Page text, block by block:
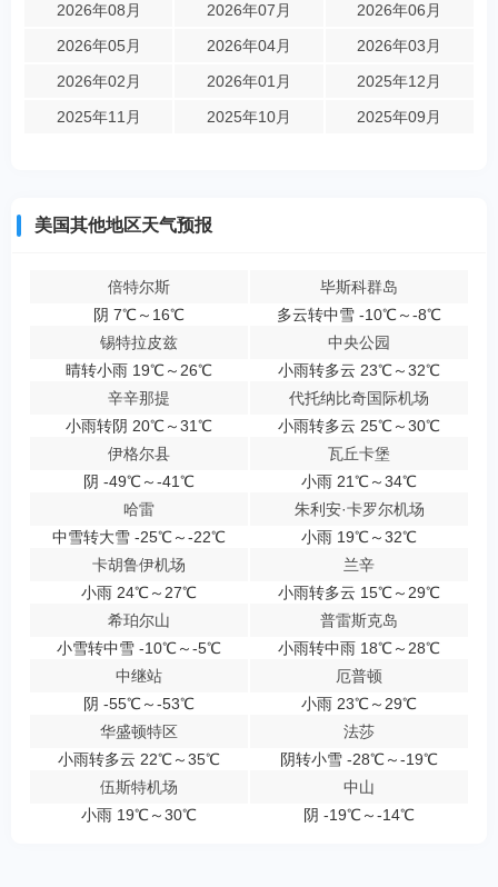
2026年08月 2026年07月
2026年06月
2026年05月
2026年04月
2026年03月
2026年02月
2026年01月
2025年12月
2025年11月
2025年10月 2025年09月
美国其他地区天气预报
倍特尔斯
阴 7℃～16℃
毕斯科群岛
多云转中雪 -10℃～-8℃
锡特拉皮兹
晴转小雨 19℃～26℃
中央公园
小雨转多云 23℃～32℃
辛辛那提
小雨转阴 20℃～31℃
代托纳比奇国际机场
小雨转多云 25℃～30℃
伊格尔县
阴 -49℃～-41℃
瓦丘卡堡
小雨 21℃～34℃
哈雷
中雪转大雪 -25℃～-22℃
朱利安·卡罗尔机场
小雨 19℃～32℃
卡胡鲁伊机场
小雨 24℃～27℃
兰辛
小雨转多云 15℃～29℃
希珀尔山
小雪转中雪 -10℃～-5℃
普雷斯克岛
小雨转中雨 18℃～28℃
中继站
阴 -55℃～-53℃
厄普顿
小雨 23℃～29℃
华盛顿特区
小雨转多云 22℃～35℃
法莎
阴转小雪 -28℃～-19℃
伍斯特机场
小雨 19℃～30℃
中山
阴 -19℃～-14℃